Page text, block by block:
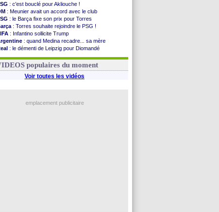
: c'est bouclé pour Akliouche !
: Meunier avait un accord avec le club
: le Barça fixe son prix pour Torres
: Torres souhaite rejoindre le PSG !
: Infantino sollicite Trump
: quand Medina recadre... sa mère
: le démenti de Leipzig pour Diomandé
: le conseiller d'Infantino démissionne !
populaires du moment
Voir toutes les vidéos
emplacement publicitaire